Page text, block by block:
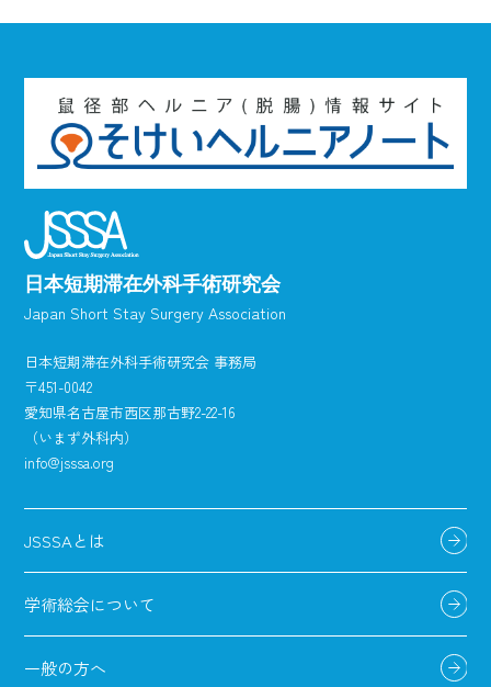
日本短期滞在外科手術研究会
Japan Short Stay Surgery Association
日本短期滞在外科手術研究会 事務局
〒451-0042
愛知県名古屋市西区那古野2-22-16
（いまず外科内）
info@jsssa.org
JSSSAとは
学術総会について
一般の方へ